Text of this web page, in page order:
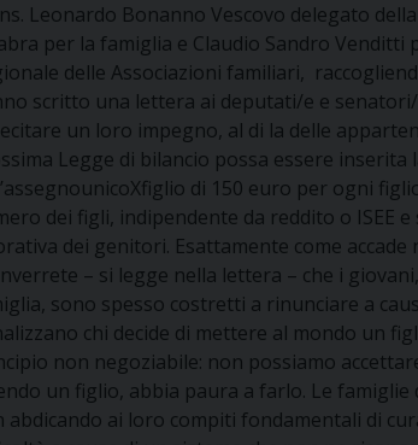
Leonardo Bonanno Vescovo delegato
per la famiglia e Claudio Sandro Venditti
delle Associazioni familiari,
scritto una lettera ai deputati/e e
un loro impegno, al di la delle
Legge di bilancio possa essere inserita
di 150 euro per ogni
dei figli, indipendente da reddito o ISEE
dei genitori. Esattamente come accade
– si legge nella lettera – che i
sono spesso costretti a rinunciare a
chi decide di mettere al mondo un
non negoziabile: non possiamo
un figlio, abbia paura a farlo. Le
abdicando ai loro compiti fondamentali di